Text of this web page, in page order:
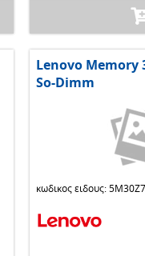
Lenovo Memory
So-Dimm
κωδικος ειδους: